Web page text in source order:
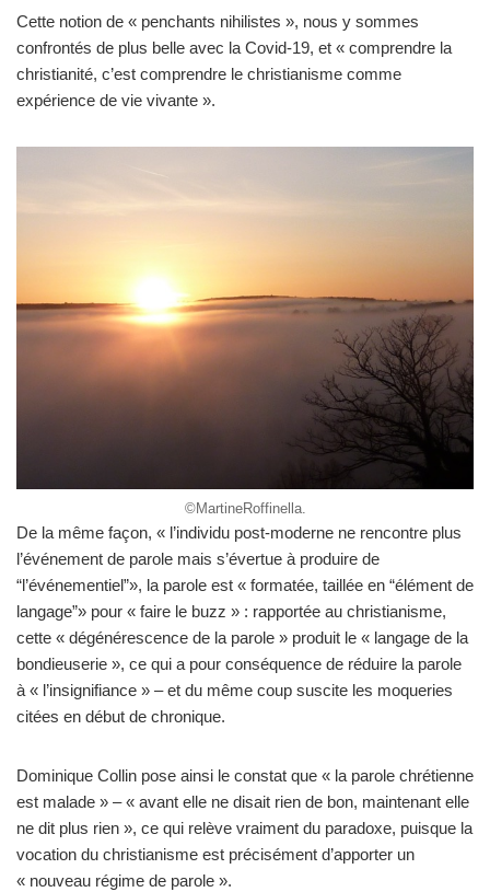
Cette notion de « penchants nihilistes », nous y sommes
confrontés de plus belle avec la Covid-19, et « comprendre la
christianité, c’est comprendre le christianisme comme
expérience de vie vivante ».
©MartineRoffinella.
De la même façon, « l’individu post-moderne ne rencontre plus
l’événement de parole mais s’évertue à produire de
“l’événementiel”», la parole est « formatée, taillée en “élément de
langage”» pour « faire le buzz » : rapportée au christianisme,
cette « dégénérescence de la parole » produit le « langage de la
bondieuserie », ce qui a pour conséquence de réduire la parole
à « l’insignifiance » – et du même coup suscite les moqueries
citées en début de chronique.
Dominique Collin pose ainsi le constat que « la parole chrétienne
est malade » – « avant elle ne disait rien de bon, maintenant elle
ne dit plus rien », ce qui relève vraiment du paradoxe, puisque la
vocation du christianisme est précisément d’apporter un
« nouveau régime de parole ».